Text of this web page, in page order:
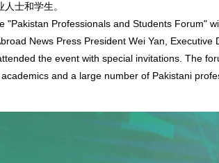
士和学生。
Professionals and Students Forum"
News Press President Wei Yan, Executive
the event with special invitations. The
and a large number of Pakistani